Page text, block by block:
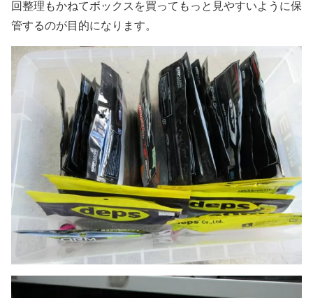
回整理もかねてボックスを買ってもっと見やすいように保
管するのが目的になります。